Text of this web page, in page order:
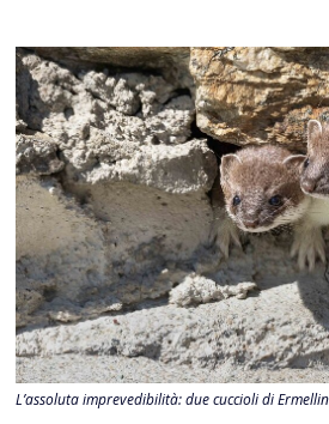
L’assoluta imprevedibilità: due cuccioli di